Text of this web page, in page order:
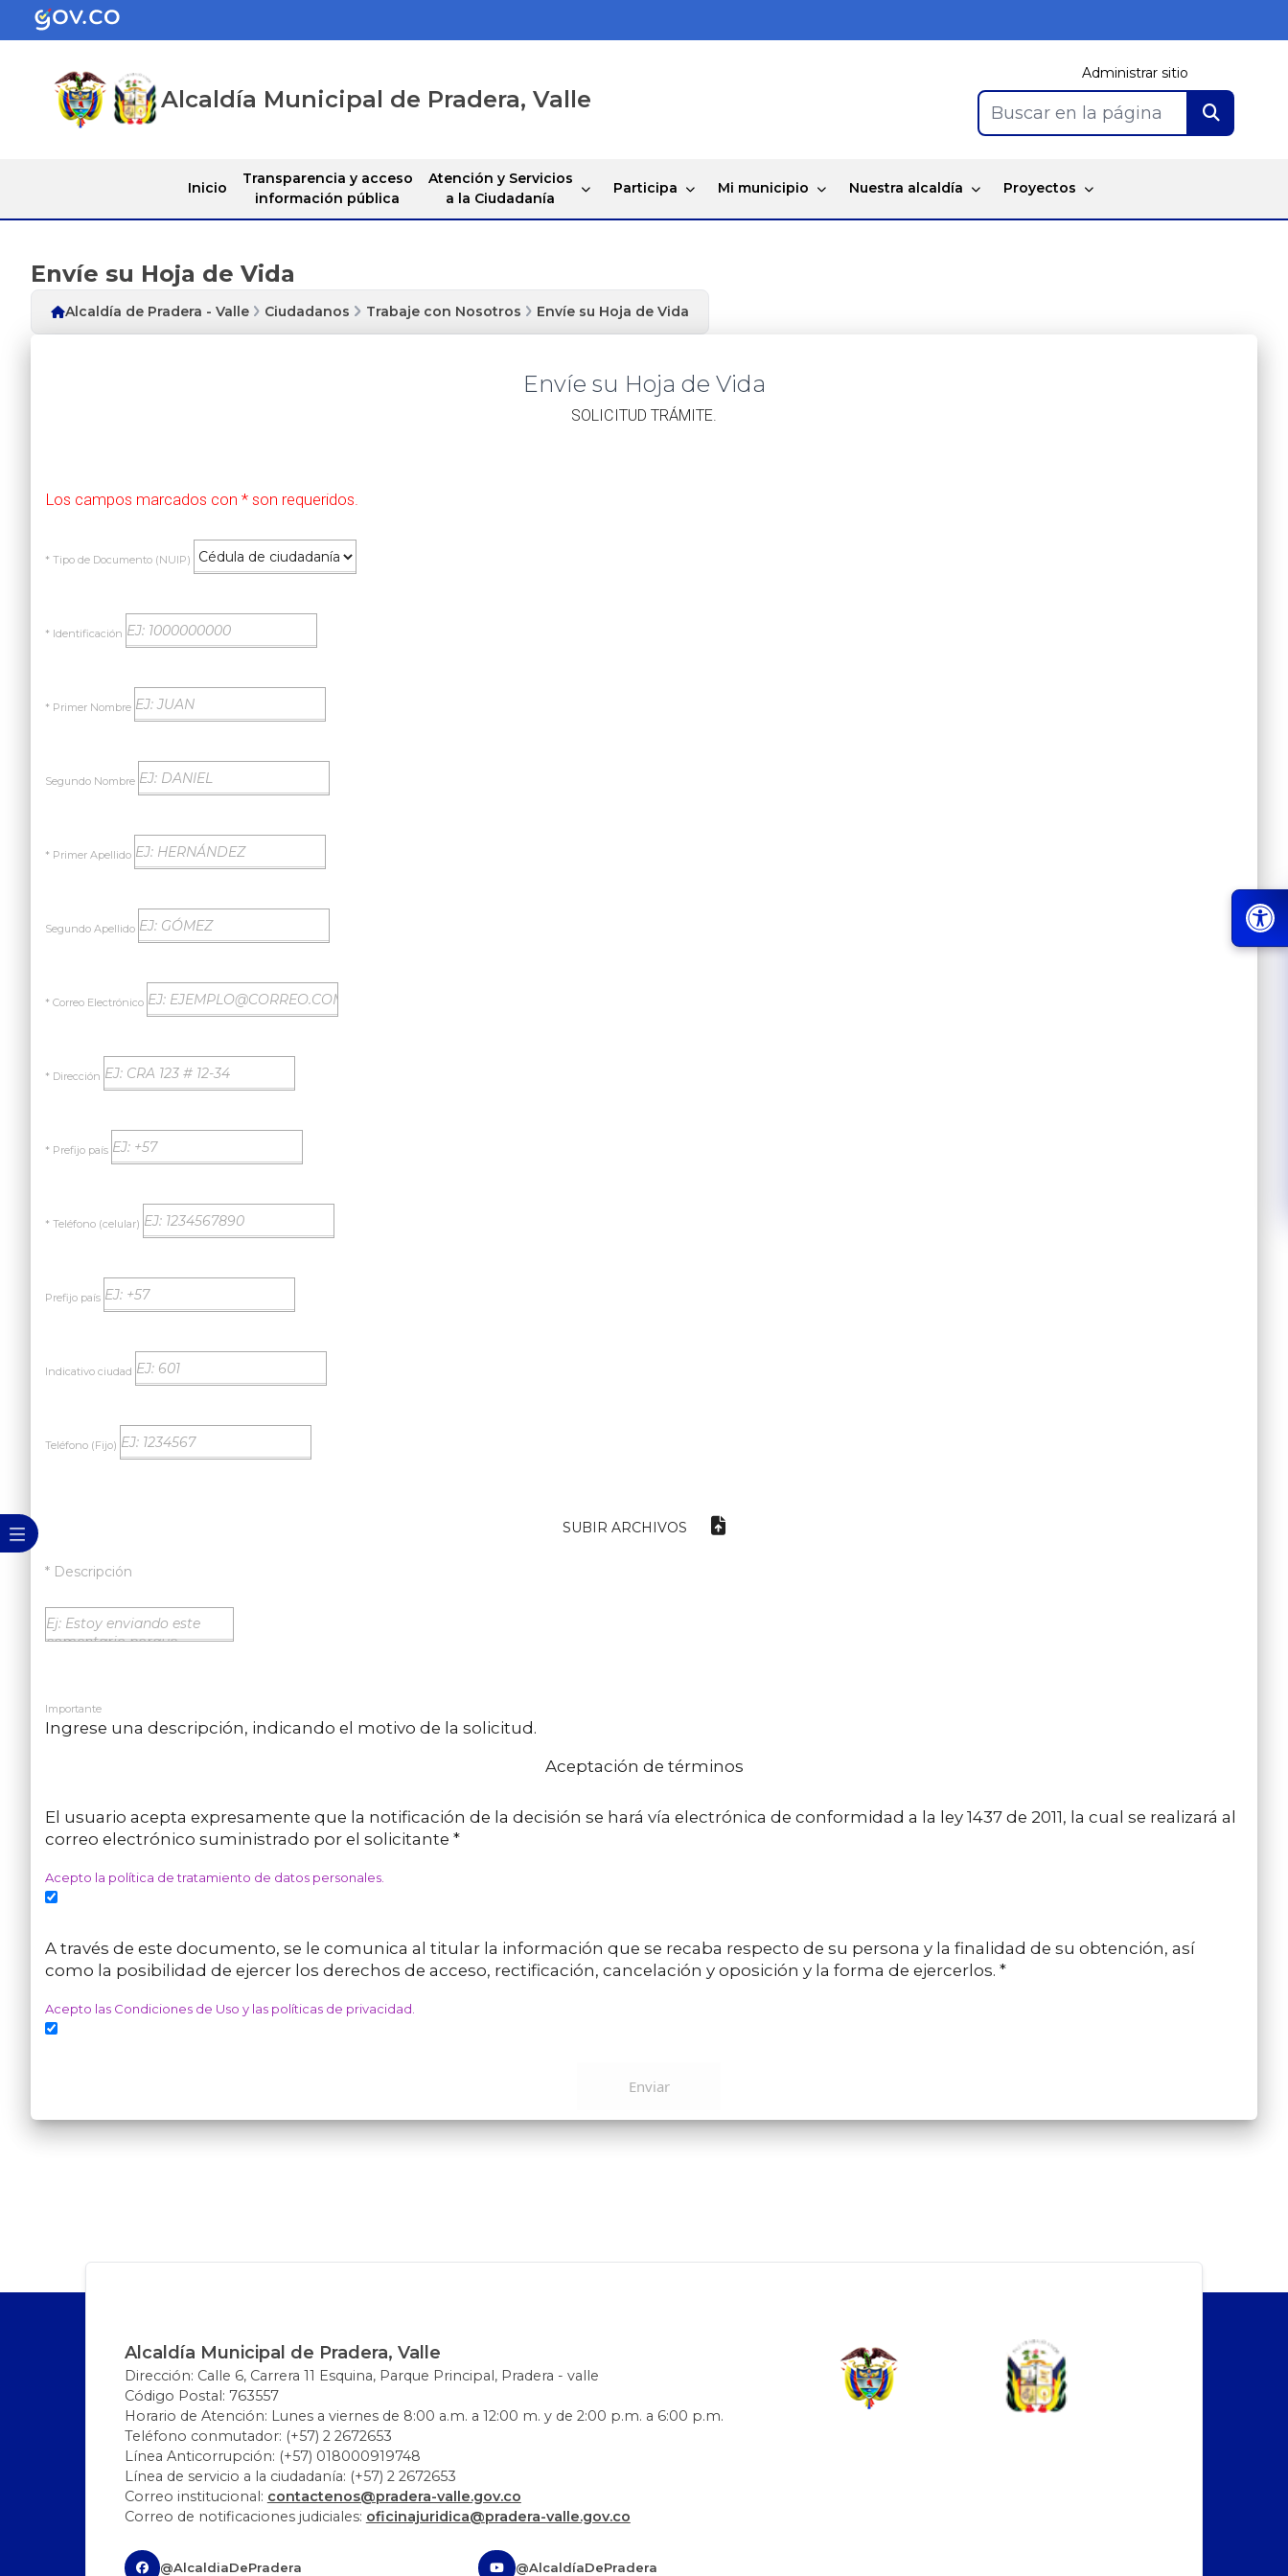
Alcaldía Municipal de Pradera, Valle
Administrar sitio
Buscar en la página
Inicio
Transparencia y acceso
información pública
Atención y Servicios
a la Ciudadanía
Participa Mi municipio Nuestra alcaldía Proyectos
Envíe su Hoja de Vida
Alcaldía de Pradera - Valle Ciudadanos Trabaje con Nosotros Envíe su Hoja de Vida
Envíe su Hoja de Vida
​SOLICITUD TRÁMITE.
Los campos marcados con * son requeridos.
* Tipo de Documento (NUIP)
* Identificación
* Primer Nombre
Segundo Nombre
* Primer Apellido
Segundo Apellido
* Correo Electrónico
* Dirección
* Prefijo país
* Teléfono (celular)
Prefijo país
Indicativo ciudad
Teléfono (Fijo)
SUBIR ARCHIVOS
* Descripción
Importante
Ingrese una descripción, indicando el motivo de la solicitud.
Aceptación de términos
El usuario acepta expresamente que la notificación de la decisión se hará vía electrónica de conformidad a la ley 1437 de 2011, la cual se realizará al
correo electrónico suministrado por el solicitante *
Acepto la política de tratamiento de datos personales.
A través de este documento, se le comunica al titular la información que se recaba respecto de su persona y la finalidad de su obtención, así
como la posibilidad de ejercer los derechos de acceso, rectificación, cancelación y oposición y la forma de ejercerlos. *
Acepto las Condiciones de Uso y las políticas de privacidad.
Alcaldía Municipal de Pradera, Valle
Dirección: Calle 6, Carrera 11 Esquina, Parque Principal, Pradera - valle
Código Postal: 763557
Horario de Atención: Lunes a viernes de 8:00 a.m. a 12:00 m. y de 2:00 p.m. a 6:00 p.m.
Teléfono conmutador: (+57) 2 2672653
Línea Anticorrupción: (+57) 018000919748
Línea de servicio a la ciudadanía: (+57) 2 2672653
Correo institucional: contactenos@pradera-valle.gov.co
Correo de notificaciones judiciales: oficinajuridica@pradera-valle.gov.co
@AlcaldiaDePradera @AlcaldíaDePradera